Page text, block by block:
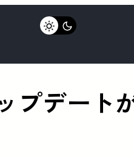
プデート